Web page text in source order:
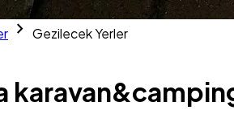
chevron_right Gezilecek Yerler